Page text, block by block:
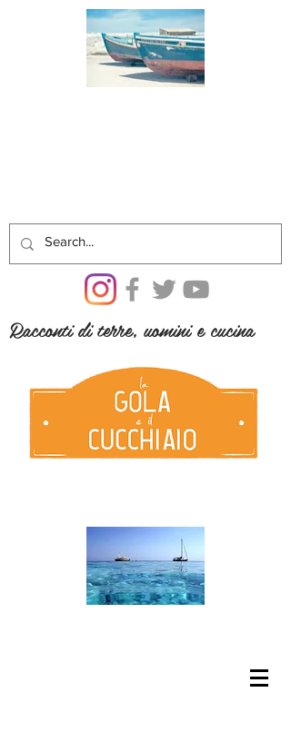
Racconti di terre, uomini e cucina